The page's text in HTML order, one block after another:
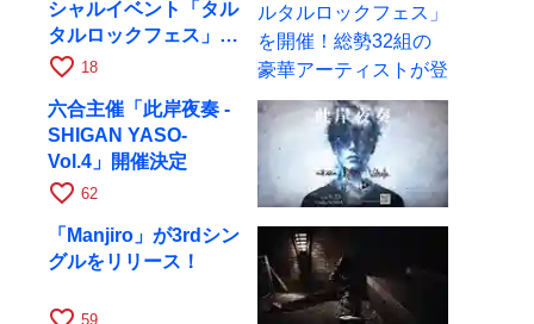
シャルイベント「タル
タルロックフェス」を
開催！総勢32組の豪
favorite_border 18
六合主催「此岸夜奏 -
SHIGAN YASO-
Vol.4」開催決定
favorite_border 62
「Manjiro」が3rdシン
グルをリリース！
59